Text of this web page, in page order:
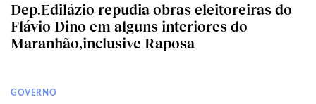
Dep.Edilázio repudia obras eleitoreiras do
Flávio Dino em alguns interiores do
Maranhão,inclusive Raposa
GOVERNO